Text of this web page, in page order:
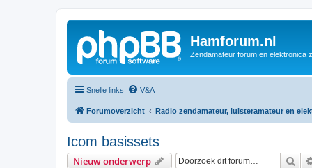
Hamforum.nl
Zendamateur forum en elektronica
Snelle links V&A
Forumoverzicht Radio zendamateur, luisteramateur en
Icom basissets
Nieuw onderwerp